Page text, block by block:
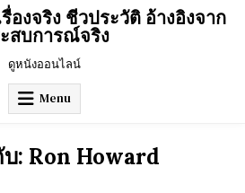
องจริง ชีวประวัติ อ้างอิงจาก
สบการณ์จริง
ดูหนังออนไลน์
Menu
: Ron Howard